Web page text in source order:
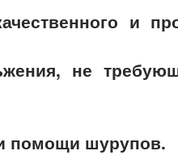
и
не
помощи шурупов.